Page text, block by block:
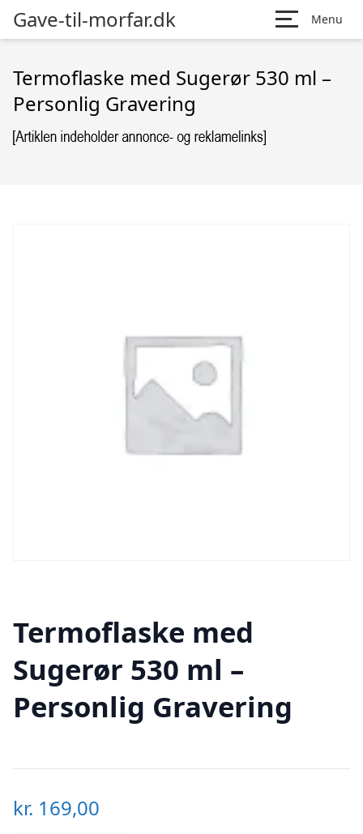
Gave-til-morfar.dk Menu
Termoflaske med Sugerør 530 ml –
Personlig Gravering
Termoflaske med
Sugerør 530 ml –
Personlig Gravering
kr. 169,00